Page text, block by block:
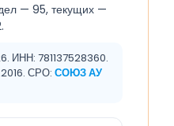
— 95, текущих —
ИНН: 781137528360.
СРО: СОЮЗ АУ